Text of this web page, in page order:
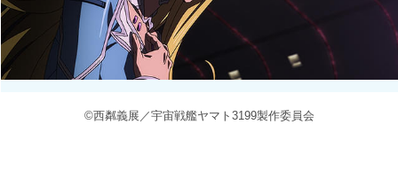
©西粼義展／宇宙戦艦ヤマト3199製作委員会